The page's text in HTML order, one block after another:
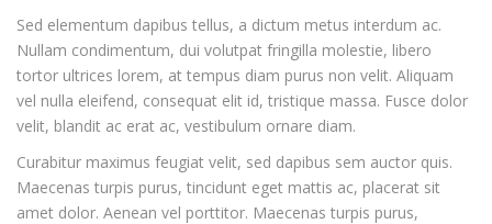
Sed elementum dapibus tellus, a dictum metus interdum ac.
Nullam condimentum, dui volutpat fringilla molestie, libero
tortor ultrices lorem, at tempus diam purus non velit. Aliquam
vel nulla eleifend, consequat elit id, tristique massa. Fusce dolor
velit, blandit ac erat ac, vestibulum ornare diam.
Curabitur maximus feugiat velit, sed dapibus sem auctor quis.
Maecenas turpis purus, tincidunt eget mattis ac, placerat sit
amet dolor. Aenean vel porttitor. Maecenas turpis purus,